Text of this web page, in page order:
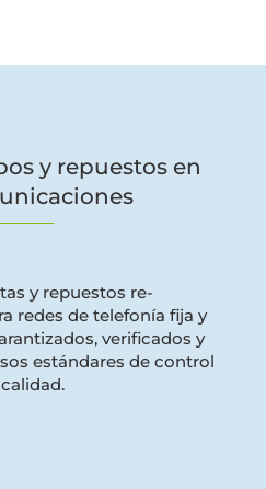
y repuestos en
y repuestos re-
redes de telefonía fija y
verificados y
estándares de control